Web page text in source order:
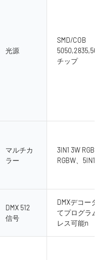
光源
SMD/COB
チップ
マルチカ
ラー
3IN1 3W RGB、4
RGBW、5IN1
DMX 512
信号
DMXデコーダ
てプログラム
レス可能n